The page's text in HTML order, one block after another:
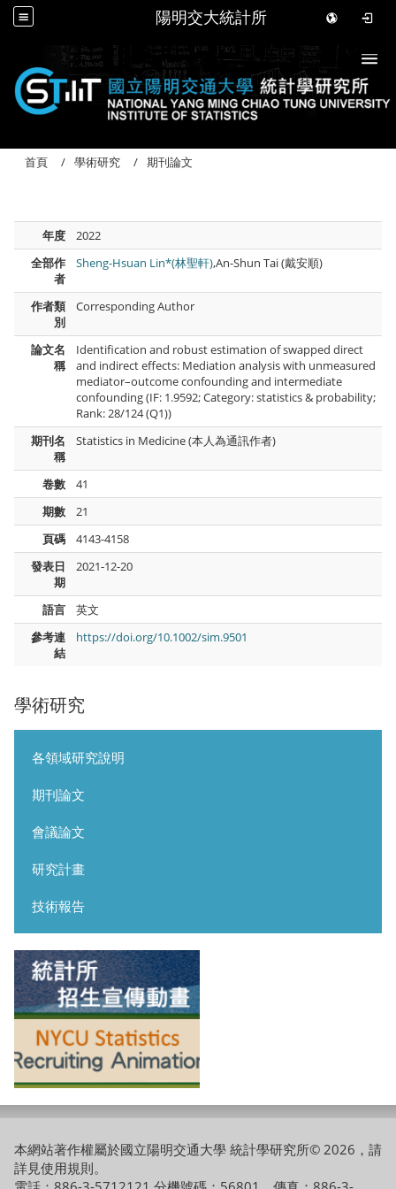
陽明交大統計所
學術研究
各領域研究說明
期刊論文
會議論文
研究計畫
技術報告
首頁 學術研究 期刊論文
年度
2022
全部作
者
Sheng-Hsuan Lin*(林聖軒),An-Shun Tai (戴安順)
作者類
別
Corresponding Author
論文名
稱
Identification and robust estimation of swapped direct
and indirect effects: Mediation analysis with unmeasured
mediator–outcome confounding and intermediate
confounding (IF: 1.9592; Category: statistics & probability;
Rank: 28/124 (Q1))
期刊名
稱
Statistics in Medicine (本人為通訊作者)
卷數
41
期數
21
頁碼
4143-4158
發表日
期
2021-12-20
語言
英文
參考連
結
https://doi.org/10.1002/sim.9501
本網站著作權屬於國立陽明交通大學 統計學研究所© 2026，請
詳見使用規則。